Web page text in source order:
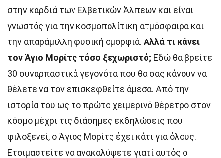
στην καρδιά των Ελβετικών Άλπεων και είναι
γνωστός για την κοσμοπολίτικη ατμόσφαιρα και
την απαράμιλλη φυσική ομορφιά. Αλλά τι κάνει
τον Άγιο Μορίτς τόσο ξεχωριστό; Εδώ θα βρείτε
30 συναρπαστικά γεγονότα που θα σας κάνουν να
θέλετε να τον επισκεφθείτε άμεσα. Από την
ιστορία του ως το πρώτο χειμερινό θέρετρο στον
κόσμο μέχρι τις διάσημες εκδηλώσεις που
φιλοξενεί, ο Άγιος Μορίτς έχει κάτι για όλους.
Ετοιμαστείτε να ανακαλύψετε γιατί αυτός ο